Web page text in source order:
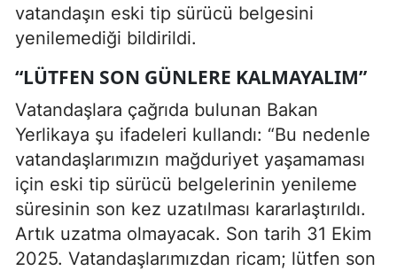
vatandaşın eski tip sürücü belgesini
yenilemediği bildirildi.
“LÜTFEN SON GÜNLERE KALMAYALIM”
Vatandaşlara çağrıda bulunan Bakan
Yerlikaya şu ifadeleri kullandı: “Bu nedenle
vatandaşlarımızın mağduriyet yaşamaması
için eski tip sürücü belgelerinin yenileme
süresinin son kez uzatılması kararlaştırıldı.
Artık uzatma olmayacak. Son tarih 31 Ekim
2025. Vatandaşlarımızdan ricam; lütfen son